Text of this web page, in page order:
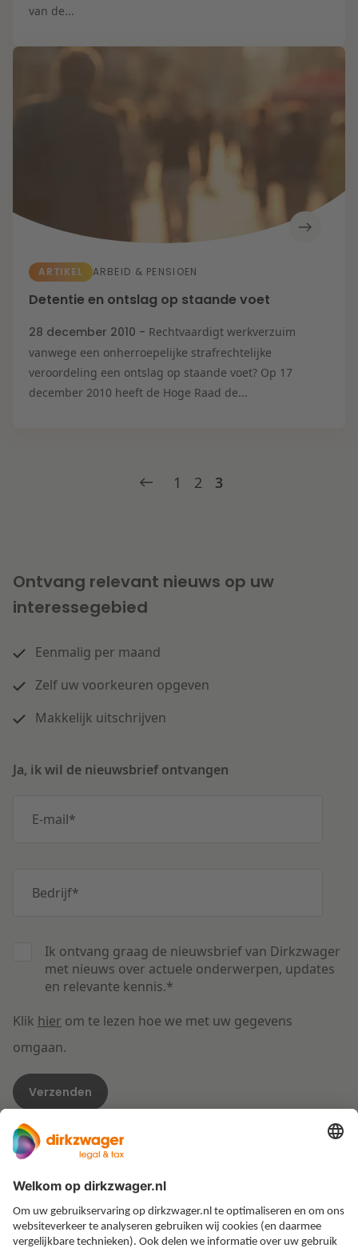
van de...
ARTIKEL ARBEID & PENSIOEN
Detentie en ontslag op staande voet
28 december 2010 - Rechtvaardigt werkverzuim
vanwege een onherroepelijke strafrechtelijke
veroordeling een ontslag op staande voet? Op 17
december 2010 heeft de Hoge Raad de...
1 2 3
Ontvang relevant nieuws op uw
interessegebied
Eenmalig per maand
Zelf uw voorkeuren opgeven
Makkelijk uitschrijven
Ja, ik wil de nieuwsbrief ontvangen
E-mail*
Bedrijf*
Ik ontvang graag de nieuwsbrief van Dirkzwager
met nieuws over actuele onderwerpen, updates
en relevante kennis.*
Klik hier om te lezen hoe we met uw gegevens
omgaan.
Expertises